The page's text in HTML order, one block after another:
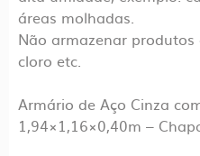
áreas molhadas.
Não armazenar produtos
cloro etc.
Armário de Aço Cinza
1,94×1,16×0,40m –